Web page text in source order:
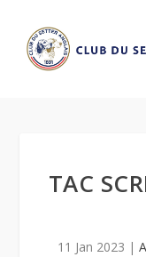
TAC
11 Jan 2023 |